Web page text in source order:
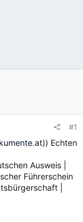
#1
)) Echten
Ausweis |
Führerschein
|